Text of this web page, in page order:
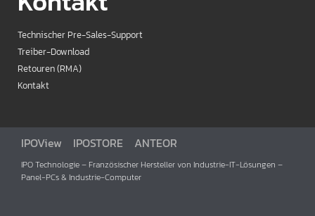
Technischer Pre-Sales-Support
Treiber-Download
Retouren (RMA)
Kontakt
IPOView IPOSTORE ANTEOR
IPO Technologie – Französischer Hersteller von Industrie-IT-Lösungen –
Panel-PCs & Industrie-Computer